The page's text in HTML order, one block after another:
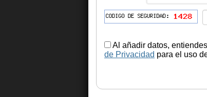
Al añadir datos,
de Privacidad para el uso